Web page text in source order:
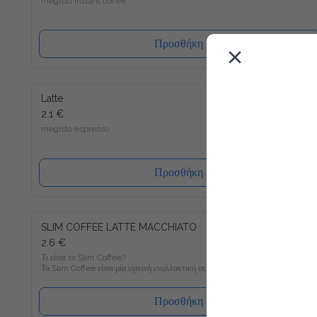
Προσθήκη
Latte
2.1 €
megisto espresso
Προσθήκη
SLIM COFFEE LATTE MACCHIATO
2.6 €
Τι είναι το Slim Coffee?
Το Slim Coffee είναι μία υγιεινή εναλλακτική σε σχέση με τον
συνηθισμένο στιγμιαίο καφέ, ο οποίος είναι γεμάτος σε
ζάχαρη. Γνώριζες πως πχ. ένας κλασσικός στιγμιαίος καφές με
γάλα περιέχει περίπου 400 θερμίδες ανά 100 ml; Με μόνο 6
θερμίδες ανά 100 ml θα γίνει ο Slim Coffee Latte Macchiato το
Προσθήκη